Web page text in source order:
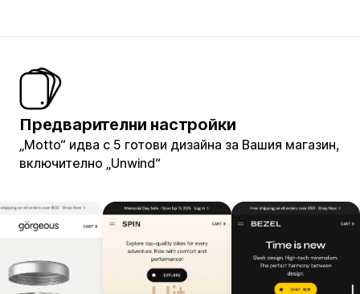
Предварителни настройки
„Motto“ идва с 5 готови дизайна за Вашия магазин,
включително „Unwind“